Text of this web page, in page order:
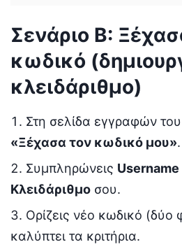
Σενάριο Β:
κωδικό
κλειδάριθμο)
Στη σελίδα εγγραφών
«Ξέχασα τον κωδικό μου».
Συμπληρώνεις Username
Κλειδάριθμο σου.
Ορίζεις νέο κωδικό (δύο
καλύπτει τα κριτήρια.